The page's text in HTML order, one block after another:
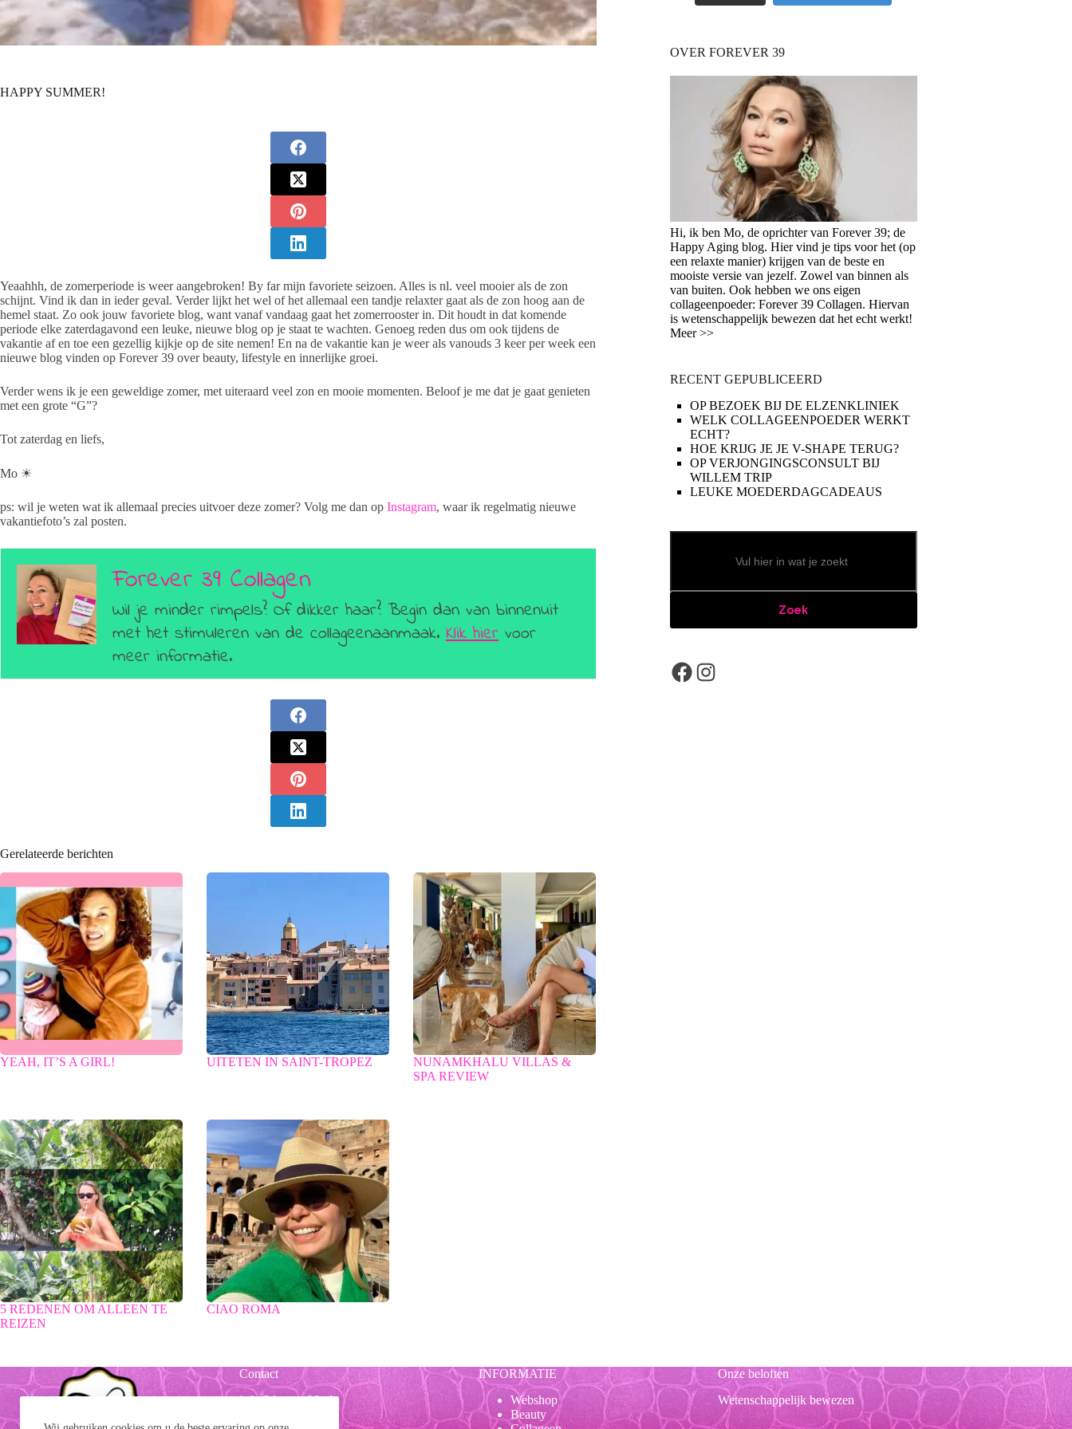
HAPPY SUMMER!
Yeaahhh, de zomerperiode is weer aangebroken! By far mijn favoriete seizoen. Alles is nl. veel mooier als de zon
schijnt. Vind ik dan in ieder geval. Verder lijkt het wel of het allemaal een tandje relaxter gaat als de zon hoog aan de
hemel staat. Zo ook jouw favoriete blog, want vanaf vandaag gaat het zomerrooster in. Dit houdt in dat komende
periode elke zaterdagavond een leuke, nieuwe blog op je staat te wachten. Genoeg reden dus om ook tijdens de
vakantie af en toe een gezellig kijkje op de site nemen! En na de vakantie kan je weer als vanouds 3 keer per week een
nieuwe blog vinden op Forever 39 over beauty, lifestyle en innerlijke groei.
Verder wens ik je een geweldige zomer, met uiteraard veel zon en mooie momenten. Beloof je me dat je gaat genieten
met een grote “G”?
Tot zaterdag en liefs,
Mo ☀
ps: wil je weten wat ik allemaal precies uitvoer deze zomer? Volg me dan op Instagram, waar ik regelmatig nieuwe
vakantiefoto’s zal posten.
Forever 39 Collagen
Wil je minder rimpels? Of dikker haar? Begin dan van binnenuit
met het stimuleren van de collageenaanmaak. Klik hier voor
meer informatie.
Gerelateerde berichten
YEAH, IT’S A GIRL! UITETEN IN SAINT-TROPEZ
NUNAMKHALU VILLAS &
SPA REVIEW
5 REDENEN OM ALLEEN TE
REIZEN
CIAO ROMA
OVER FOREVER 39
Hi, ik ben Mo, de oprichter van Forever 39; de
Happy Aging blog. Hier vind je tips voor het (op
een relaxte manier) krijgen van de beste en
mooiste versie van jezelf. Zowel van binnen als
van buiten. Ook hebben we ons eigen
collageenpoeder: Forever 39 Collagen. Hiervan
is wetenschappelijk bewezen dat het echt werkt!
Meer >>
RECENT GEPUBLICEERD
OP BEZOEK BIJ DE ELZENKLINIEK
WELK COLLAGEENPOEDER WERKT
ECHT?
HOE KRIJG JE JE V-SHAPE TERUG?
OP VERJONGINGSCONSULT BIJ
WILLEM TRIP
LEUKE MOEDERDAGCADEAUS
Zoeken
Zoek
Facebook
Instagram
Contact
info@forever39.nl
INFORMATIE
Webshop
Beauty
Onze beloften
Wetenschappelijk bewezen